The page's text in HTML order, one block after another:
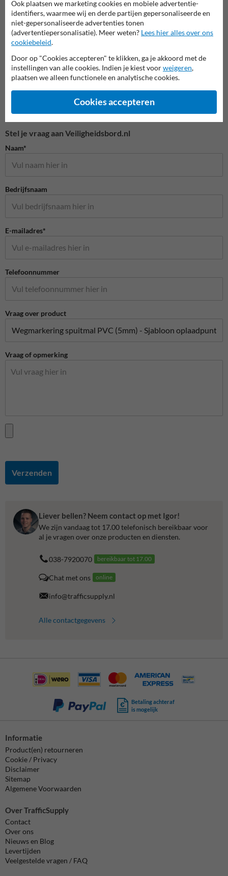
Wegmarkering doe-het-zelf
Stel je vraag aan Veiligheidsbord.nl
Naam*
Bedrijfsnaam
E-mailadres*
Telefoonnummer
Vraag over product
Vraag of opmerking
Verzenden
Liever bellen? Neem contact op met Igor!
We zijn vandaag tot 17.00 telefonisch bereikbaar voor
al je vragen over onze producten en diensten.
038-7920070 bereikbaar tot 17.00
Chat met ons online
info@trafficsupply.nl
Alle contactgegevens
Betaling achteraf
is mogelijk
Informatie
Product(en) retourneren
Cookie / Privacy
Disclaimer
Sitemap
Algemene Voorwaarden
Over TrafficSupply
Contact
Over ons
Nieuws en Blog
Levertijden
Veelgestelde vragen / FAQ
Ook plaatsen we marketing cookies en mobiele advertentie-
identifiers, waarmee wij en derde partijen gepersonaliseerde en
niet-gepersonaliseerde advertenties tonen
(advertentiepersonalisatie). Meer weten? Lees hier alles over ons
cookiebeleid.
Door op "Cookies accepteren" te klikken, ga je akkoord met de
instellingen van alle cookies. Indien je kiest voorweigeren,
plaatsen we alleen functionele en analytische cookies.
Cookies accepteren